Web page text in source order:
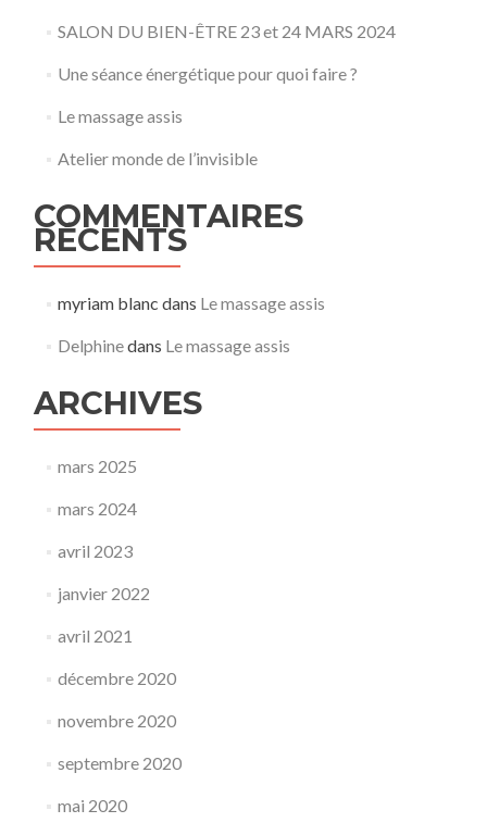
SALON DU BIEN-ÊTRE 23 et 24 MARS 2024
Une séance énergétique pour quoi faire ?
Le massage assis
Atelier monde de l’invisible
COMMENTAIRES
RÉCENTS
myriam blanc dans Le massage assis
Delphinedans Le massage assis
ARCHIVES
mars 2025
mars 2024
avril 2023
janvier 2022
avril 2021
décembre 2020
novembre 2020
septembre 2020
mai 2020